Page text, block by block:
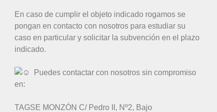
En caso de cumplir el objeto indicado rogamos se
pongan en contacto con nosotros para estudiar su
caso en particular y solicitar la subvención en el plazo
indicado.
Puedes contactar con nosotros sin compromiso
en:
TAGSE MONZÓN C/ Pedro II, Nº2, Bajo